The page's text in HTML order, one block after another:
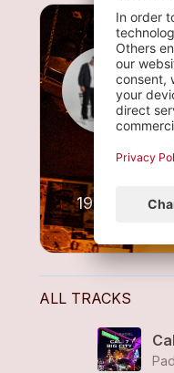
ALL TRACKS